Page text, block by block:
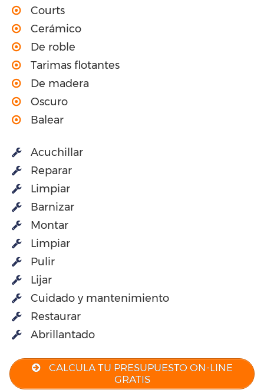
Courts
Cerámico
De roble
Tarimas flotantes
De madera
Oscuro
Balear
Acuchillar
Reparar
Limpiar
Barnizar
Montar
Limpiar
Pulir
Lijar
Cuidado y mantenimiento
Restaurar
Abrillantado
CALCULA TU PRESUPUESTO ON-LINE
GRATIS